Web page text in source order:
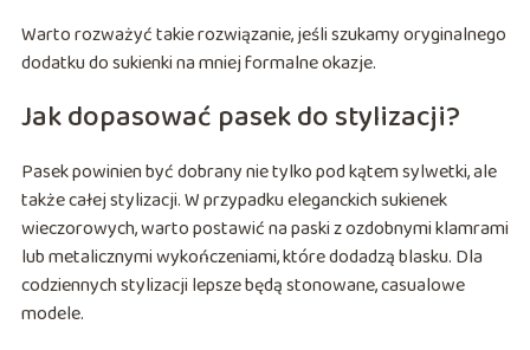
Warto rozważyć takie rozwiązanie, jeśli szukamy oryginalnego
dodatku do sukienki na mniej formalne okazje.
Jak dopasować pasek do stylizacji?
Pasek powinien być dobrany nie tylko pod kątem sylwetki, ale
także całej stylizacji. W przypadku eleganckich sukienek
wieczorowych, warto postawić na paski z ozdobnymi klamrami
lub metalicznymi wykończeniami, które dodadzą blasku. Dla
codziennych stylizacji lepsze będą stonowane, casualowe
modele.